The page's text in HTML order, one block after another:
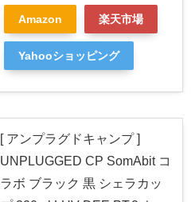
Amazon 楽天市場
Yahooショッピング
[ アンプラグドキャンプ ]
UNPLUGGED CP SomAbit コ
ラボ ブラック 黒 シェラカッ